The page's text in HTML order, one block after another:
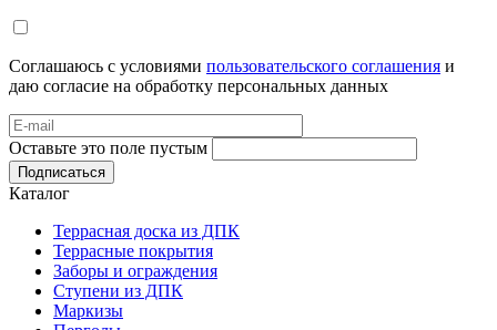
Соглашаюсь с условиями пользовательского соглашения и
даю согласие на обработку персональных данных
Оставьте это поле пустым
Подписаться
Каталог
Террасная доска из ДПК
Террасные покрытия
Заборы и ограждения
Ступени из ДПК
Маркизы